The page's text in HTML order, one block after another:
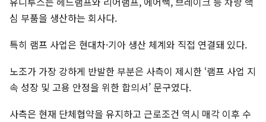
심 부품을 생산하는 회사다.
특히 램프 사업은 현대차·기아 생산 체계와 직접 연결돼 있다.
노조가 가장 강하게 반발한 부분은 사측이 제시한 ‘램프 사업 지
속 성장 및 고용 안정을 위한 합의서’ 문구였다.
사측은 현재 단체협약을 유지하고 근로조건 역시 매각 이후 수